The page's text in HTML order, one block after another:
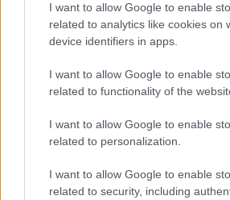
I want to allow Google to enable
related to analytics like cookies on
device identifiers in apps.
I want to allow Google to enable
related to functionality of the
I want to allow Google to enable
related to personalization.
I want to allow Google to enable
related to security, including
Εξάλλου ο κ. Μπαγκτσί,
μεταξύ Ελλάδας και
“νέος διάλογος”, υπάρχει
ενδείξεις πως η τουρκική
επιδιώκει τη συνεργασία,
έχει καταλάβει πως η
οδηγεί πουθενά».